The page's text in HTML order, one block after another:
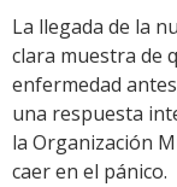
La llegada de la
clara muestra de
enfermedad
una respuesta
la Organización
caer en el pánico.